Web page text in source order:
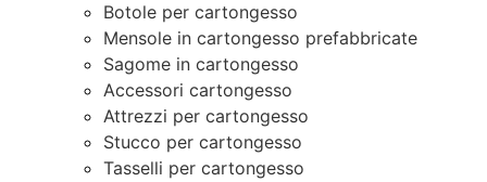
Botole per cartongesso
Mensole in cartongesso prefabbricate
Sagome in cartongesso
Accessori cartongesso
Attrezzi per cartongesso
Stucco per cartongesso
Tasselli per cartongesso